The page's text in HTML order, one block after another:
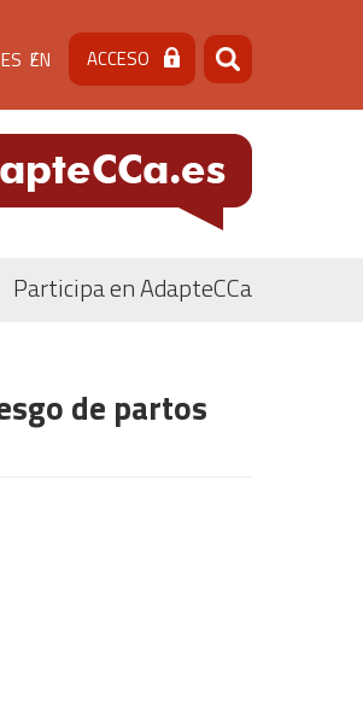
ES EN ACCESO Buscar
Buscar
Participa en AdapteCCa
de partos